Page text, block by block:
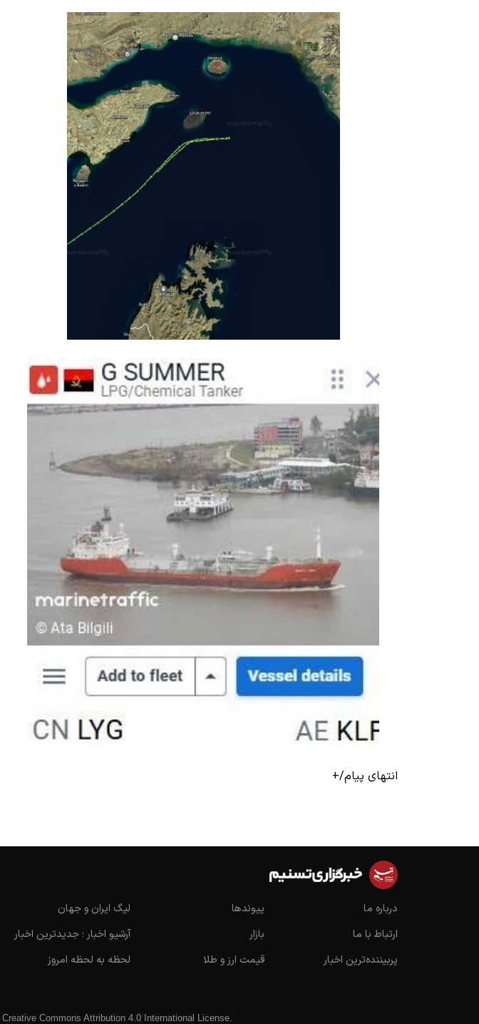
انتهای پیام/+
درباره ما
ارتباط با ما
پربیننده‌ترین اخبار
پیوندها
بازار
قیمت ارز و طلا
لیگ ایران و جهان
آرشیو اخبار ؛ جدیدترین اخبار
لحظه به لحظه امروز
Creative Commons Attribution 4.0 International License.